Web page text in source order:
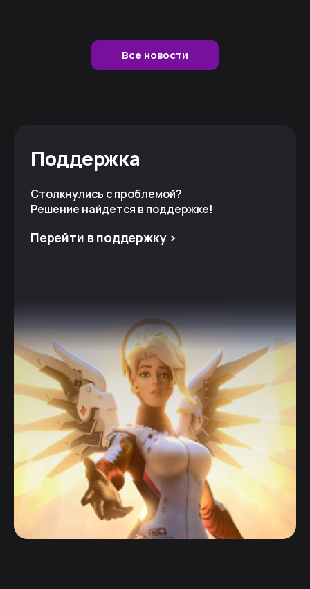
Все новости
Поддержка
Столкнулись с проблемой?
Решение найдется в поддержке!
Перейти в поддержку >